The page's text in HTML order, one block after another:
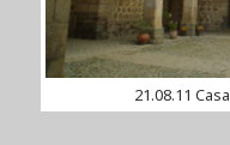
21.08.11